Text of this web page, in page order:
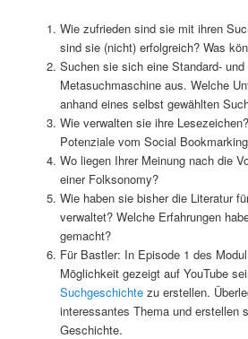
Wie zufrieden sind sie mit ihren
sind sie (nicht) erfolgreich? Was
Suchen sie sich eine Standard- und
Metasuchmaschine aus. Welche
anhand eines selbst gewählten
Wie verwalten sie ihre
Potenziale vom Social
Wo liegen Ihrer Meinung nach die
einer Folksonomy?
Wie haben sie bisher die Literatur
verwaltet? Welche Erfahrungen
gemacht?
Für Bastler: In Episode 1 des
Möglichkeit gezeigt auf YouTube
Suchgeschichtezu erstellen.
interessantes Thema und erstellen
Geschichte.